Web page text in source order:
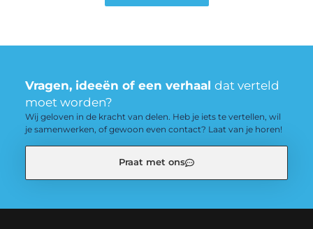
Vragen, ideeën of een verhaal dat verteld
moet worden?
Wij geloven in de kracht van delen. Heb je iets te vertellen, wil
je samenwerken, of gewoon even contact? Laat van je horen!
Praat met ons